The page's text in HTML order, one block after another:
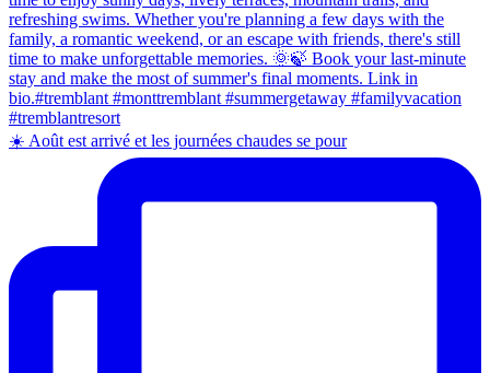
☀️ Août est arrivé et les journées chaudes se pour